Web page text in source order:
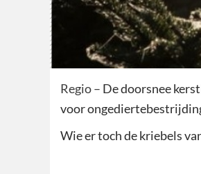
Regio – De doorsnee
voor
Wie er toch de kriebels